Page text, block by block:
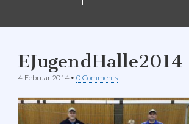
EJugendHalle2014
4. Februar 2014• 0 Comments